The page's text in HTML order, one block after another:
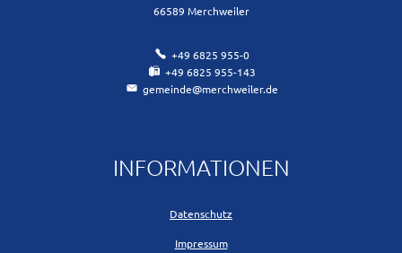
66589 Merchweiler
+49 6825 955-0
+49 6825 955-143
gemeinde@merchweiler.de
INFORMATIONEN
Datenschutz
Impressum